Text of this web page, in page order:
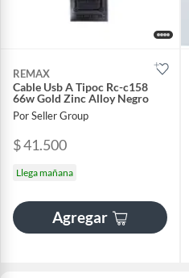
REMAX
Cable Usb A Tipoc Rc-c158
66w Gold Zinc Alloy Negro
Por Seller Group
$ 41.500
Llega mañana
Agregar